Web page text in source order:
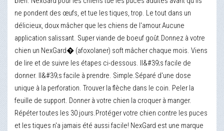
ne pondent des œufs, et tue les tiques, trop. Le tout dans un
délicieux, doux mâcher que les chiens de l'amour.Aucune
application salissant. Super viande de boeuf goût.Donnez à votre
chien un NexGard� (afoxolaner) soft mâcher chaque mois. Viens
de lire et de suivre les étapes ci-dessous. Il&#39;s facile de
donner. Il&#39;s facile à prendre. Simple.Séparé d'une dose
unique à la perforation. Trouver la flèche dans le coin. Peler la
feuille de support. Donner à votre chien la croquer à manger.
Répéter toutes les 30 jours.Protéger votre chien contre les puces
et les tiques n'a jamais été aussi facile! NexGard est une marque